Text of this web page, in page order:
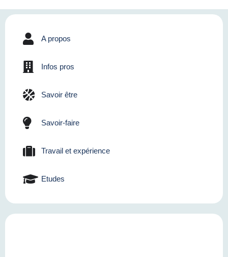
A propos
Infos pros
Savoir être
Savoir-faire
Travail et expérience
Etudes